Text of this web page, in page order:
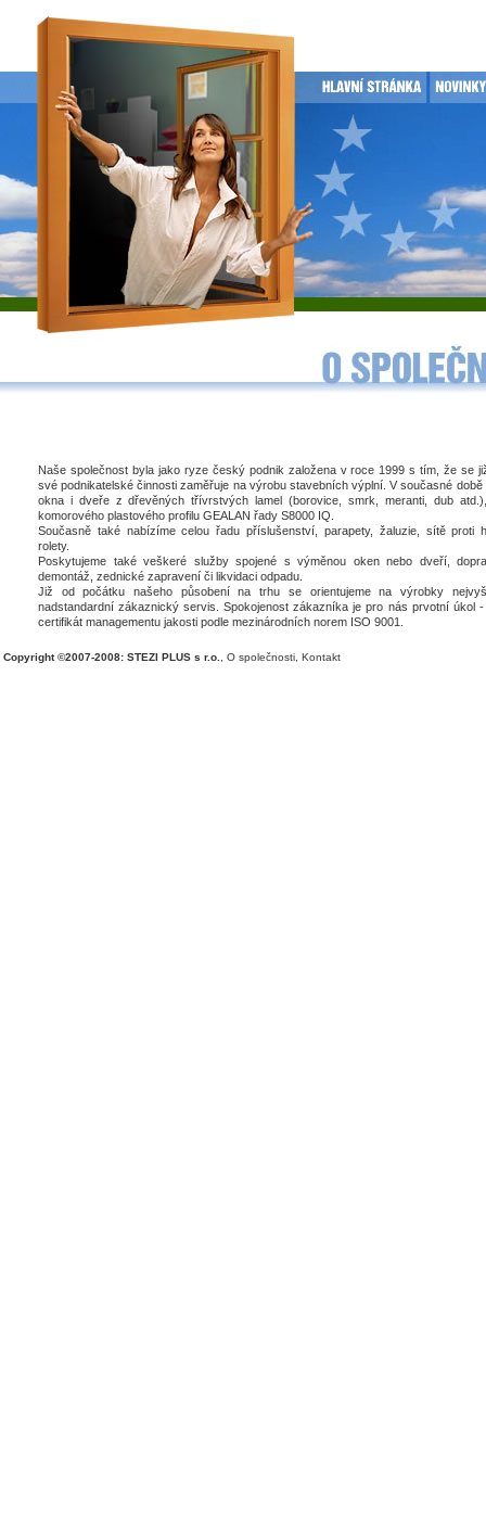
Naše společnost byla jako ryze český podnik založena v roce 1999 s tím, že se
své podnikatelské činnosti zaměřuje na výrobu stavebních výplní. V současné
okna i dveře z dřevěných třívrstvých lamel (borovice, smrk, meranti, dub
komorového plastového profilu GEALAN řady S8000 IQ.
Současně také nabízíme celou řadu příslušenství, parapety, žaluzie, sítě proti
rolety.
Poskytujeme také veškeré služby spojené s výměnou oken nebo dveří,
demontáž, zednické zapravení či likvidaci odpadu.
Již od počátku našeho působení na trhu se orientujeme na výrobky
nadstandardní zákaznický servis. Spokojenost zákazníka je pro nás prvotní úkol
certifikát managementu jakosti podle mezinárodních norem ISO 9001.
Copyright ©2007-2008: STEZI PLUS s r.o. O společnosti Kontakt